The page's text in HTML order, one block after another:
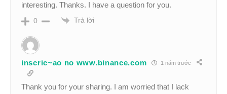
interesting. Thanks. I have a question for you.
0 Trả lời
inscric~ao no www.binance.com 1 năm trước
Thank you for your sharing. I am worried that I lack